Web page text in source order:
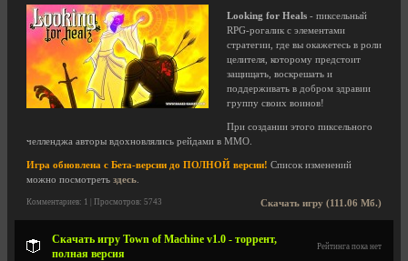
Looking for Heals - пиксельный
RPG-рогалик с элементами
стратегии, где вы окажетесь в роли
целителя, которому предстоит
защищать, воскрешать и
поддерживать в добром здравии
группу своих воинов!
При создании этого пиксельного
челленджа авторы вдохновлялись рейдами в MMO.
Игра обновлена с Бета-версии до ПОЛНОЙ версии! Список изменений
можно посмотреть здесь
Скачать игру (111.06 Мб.)
Комментариев: 1 | Просмотров: 5743
Скачать игру Town of Machine v1.0 - торрент,
полная версия
Рейтинга пока нет